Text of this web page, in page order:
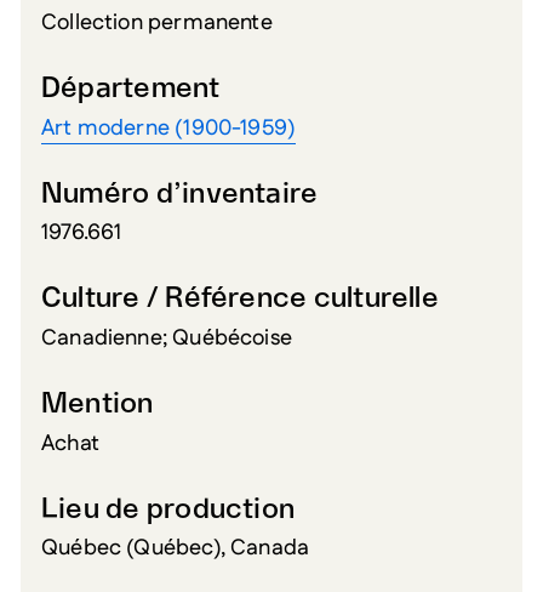
Collection permanente
Département
Art moderne (1900-1959)
Numéro d’inventaire
1976.661
Culture / Référence culturelle
Canadienne; Québécoise
Mention
Achat
Lieu de production
Québec (Québec), Canada